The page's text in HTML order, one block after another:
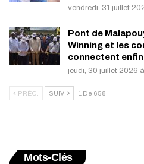
vendredi, 31 juillet
Pont de
Winning et les
connectent enfin
jeudi, 30 juillet 2026
PRÉC. SUIV. 1 De 658
Mots-Clés